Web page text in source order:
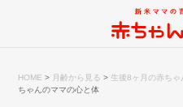
HOME > 月齢から見る >生後8ヶ月の赤ちゃ
ちゃんのママの心と体